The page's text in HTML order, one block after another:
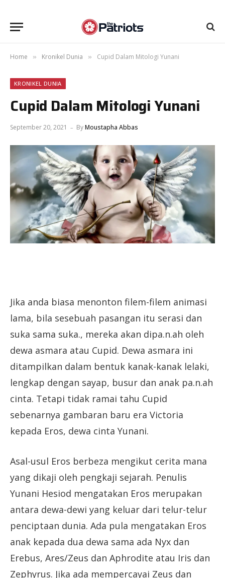
Home » Kronikel Dunia » Cupid Dalam Mitologi Yunani
KRONIKEL DUNIA
Cupid Dalam Mitologi Yunani
September 20, 2021 ByMoustapha Abbas
Jika anda biasa menonton filem-filem animasi
lama, bila sesebuah pasangan itu serasi dan
suka sama suka., mereka akan dipa.n.ah oleh
dewa asmara atau Cupid. Dewa asmara ini
ditampilkan dalam bentuk kanak-kanak lelaki,
lengkap dengan sayap, busur dan anak pa.n.ah
cinta. Tetapi tidak ramai tahu Cupid
sebenarnya gambaran baru era Victoria
kepada Eros, dewa cinta Yunani.
Asal-usul Eros berbeza mengikut cerita mana
yang dikaji oleh pengkaji sejarah. Penulis
Yunani Hesiod mengatakan Eros merupakan
antara dewa-dewi yang keluar dari telur-telur
penciptaan dunia. Ada pula mengatakan Eros
anak kepada dua dewa sama ada Nyx dan
Erebus, Ares/Zeus dan Aphrodite atau Iris dan
Zephyrus. Jika ada mempercayai Zeus dan